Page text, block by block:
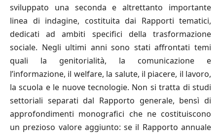
sviluppato una seconda e altrettanto importante
linea di indagine, costituita dai Rapporti tematici,
dedicati ad ambiti specifici della trasformazione
sociale. Negli ultimi anni sono stati affrontati temi
quali la genitorialità, la comunicazione e
l’informazione, il welfare, la salute, il piacere, il lavoro,
la scuola e le nuove tecnologie. Non si tratta di studi
settoriali separati dal Rapporto generale, bensì di
approfondimenti monografici che ne costituiscono
un prezioso valore aggiunto: se il Rapporto annuale